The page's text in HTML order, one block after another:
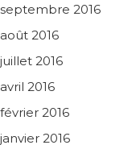
septembre 2016
août 2016
juillet 2016
avril 2016
février 2016
janvier 2016